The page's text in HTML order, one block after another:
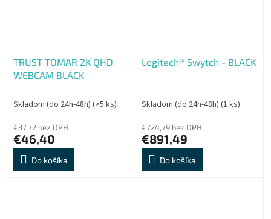
TRUST TOMAR 2K QHD
WEBCAM BLACK
Skladom (do 24h-48h) (>5 ks)
€37,72 bez DPH
€46,40
Do košíka
Logitech® Swytch - BLACK
Skladom (do 24h-48h) (1 ks)
€724,79 bez DPH
€891,49
Do košíka